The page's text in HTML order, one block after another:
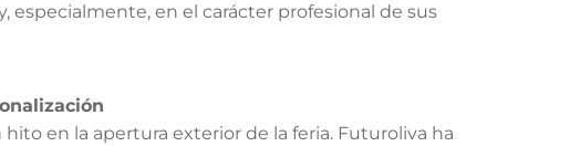
especialmente, en el carácter profesional de sus
en la apertura exterior de la feria. Futuroliva ha